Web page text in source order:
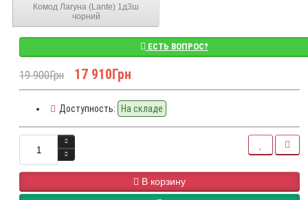
Комод Лагуна (Lante) 1д3ш
чорний
ЕСТЬ ВОПРОС?
19 900Грн 17 910Грн
Доступность: На складе
В корзину